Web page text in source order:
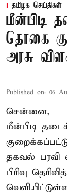
தமிழக செய்திகள்
மீன்பிடி
தொகை
அரசு
Published on: 06
சென்னை,
மீன்பிடி
தகவல்
பிரிவு